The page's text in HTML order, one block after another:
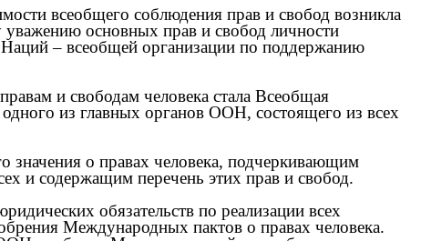
всеобщего соблюдения прав и свобод возникла
основных прав и свобод личности
– всеобщей организации по поддержанию
и свободам человека стала Всеобщая
из главных органов ООН, состоящего из всех
о правах человека, подчеркивающим
и содержащим перечень этих прав и свобод.
обязательств по реализации всех
Международных пактов о правах человека.